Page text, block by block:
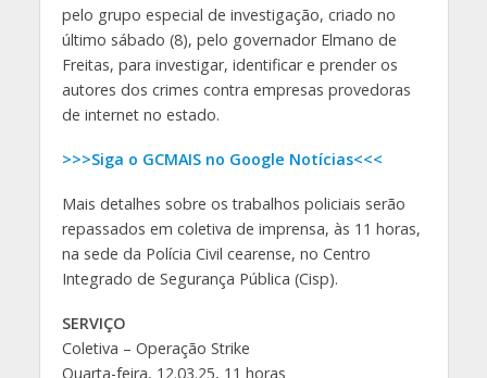
pelo grupo especial de investigação, criado no
último sábado (8), pelo governador Elmano de
Freitas, para investigar, identificar e prender os
autores dos crimes contra empresas provedoras
de internet no estado.
>>>Siga o GCMAIS no Google Notícias<<<
Mais detalhes sobre os trabalhos policiais serão
repassados em coletiva de imprensa, às 11 horas,
na sede da Polícia Civil cearense, no Centro
Integrado de Segurança Pública (Cisp).
SERVIÇO
Coletiva – Operação Strike
Quarta-feira, 12.03.25, 11 horas